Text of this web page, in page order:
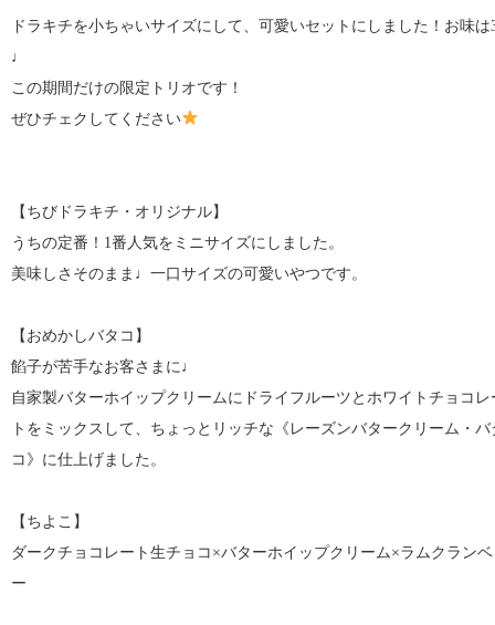
ドラキチを小ちゃいサイズにして、可愛いセットにしました！お味は
♩
この期間だけの限定トリオです！
ぜひチェクしてください
【ちびドラキチ・オリジナル】
うちの定番！1番人気をミニサイズにしました。
美味しさそのまま♩一口サイズの可愛いやつです。
【おめかしバタコ】
餡子が苦手なお客さまに♩
自家製バターホイップクリームにドライフルーツとホワイトチョコレ
トをミックスして、ちょっとリッチな《レーズンバタークリーム・バ
コ》に仕上げました。
【ちよこ】
ダークチョコレート生チョコ×バターホイップクリーム×ラムクラン
ー